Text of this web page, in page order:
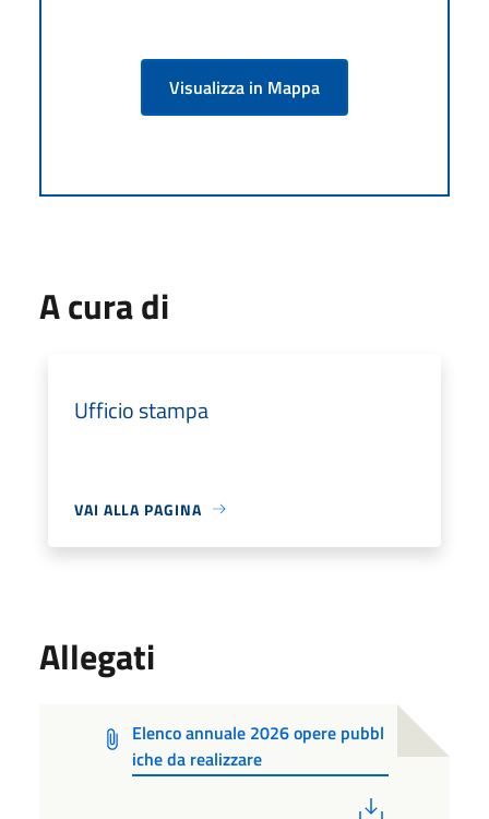
Visualizza in Mappa
A cura di
Ufficio stampa
VAI ALLA PAGINA
Allegati
Elenco annuale 2026 opere pubbl
iche da realizzare